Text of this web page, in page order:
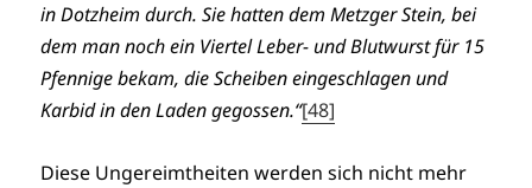
in Dotzheim durch. Sie hatten dem Metzger Stein, bei
dem man noch ein Viertel Leber- und Blutwurst für 15
Pfennige bekam, die Scheiben eingeschlagen und
Karbid in den Laden gegossen.“[48]
Diese Ungereimtheiten werden sich nicht mehr